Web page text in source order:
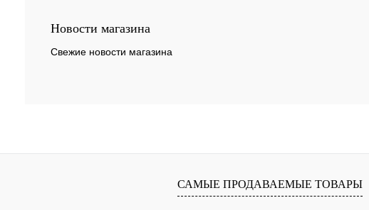
Новости магазина
Свежие новости магазина
САМЫЕ ПРОДАВАЕМЫЕ ТОВАРЫ